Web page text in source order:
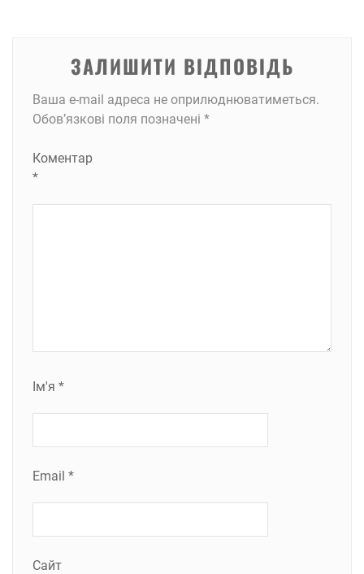
ЗАЛИШИТИ ВІДПОВІДЬ
Ваша e-mail адреса не оприлюднюватиметься.
Обов’язкові поля позначені *
Коментар
*
Ім'я *
Email *
Сайт